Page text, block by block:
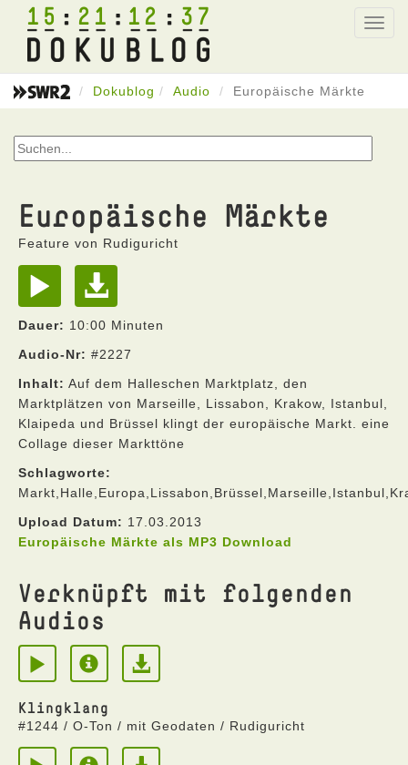
15 21 12 37
Dokublog Audio Europäische Märkte
Europäische Märkte
Feature von Rudiguricht
Dauer: 10:00 Minuten
Audio-Nr: #2227
Inhalt: Auf dem Halleschen Marktplatz, den
Marktplätzen von Marseille, Lissabon, Krakow, Istanbul,
Klaipeda und Brüssel klingt der europäische Markt. eine
Collage dieser Markttöne
Schlagworte:
Upload Datum: 17.03.2013
Europäische Märkte als MP3 Download
Verknüpft mit folgenden
Audios
Klingklang
#1244 / O-Ton / mit Geodaten / Rudiguricht